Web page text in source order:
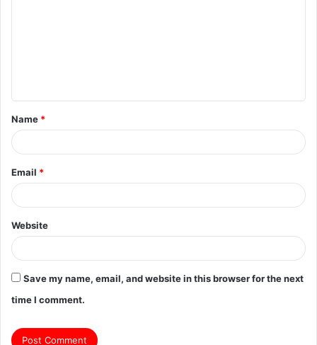
t
*
Name *
Email *
Website
Save my name, email, and website in this browser for the next
time I comment.